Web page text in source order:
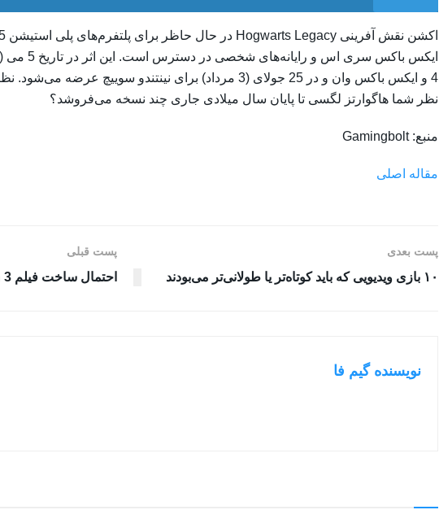
4 و ایکس باکس وان و در 25 جولای (3 مرداد) برای نینتندو
نظر شما هاگوارتز لگسی تا پایان سال میلادی جاری چند نسخه می‌فروشد؟
منبع: Gamingbolt
مقاله اصلی
پست قبلی
احتمال ساخت فیلم Extraction 3 وجود دارد
پست بعدی
۱۰ بازی ویدیویی که باید کوتاه‌تر یا طولانی‌تر می‌بودند
نویسنده گیم فا